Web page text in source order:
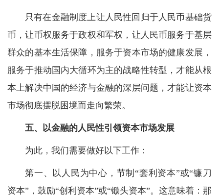
只有在金融制度上让人民性回归于人民币基础货
币，让币权服务于政权和军权，让人民币服务于基层
群众的基本生活保障，服务于资本市场的健康发展，
服务于推动国内大循环为主的战略性转型，才能从根
本上解决中国的经济与金融的深层问题，才能让资本
市场彻底摆脱困境而走向繁荣。
五、以金融的人民性引领资本市场发展
为此，我们需要做好以下工作：
第一、以人民为中心，节制“套利资本”或“镰刀
资本”，鼓励“创利资本”或“锄头资本”。这意味着：那